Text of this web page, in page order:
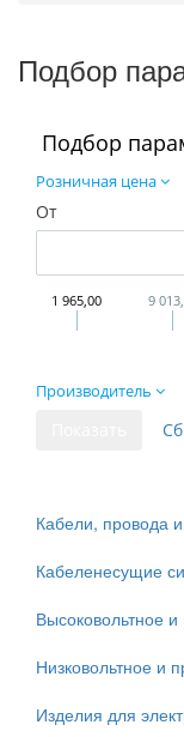
Подбор
Подбор
Розничная цена
От
1 965,00 9
Производитель
Кабели, провода
Кабеленесущие
Высоковольтное
Низковольтное и
Изделия для